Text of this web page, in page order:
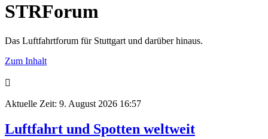
STRForum
Das Luftfahrtforum für Stuttgart und darüber hinaus.
Zum Inhalt
Aktuelle Zeit: 9. August 2026 16:57
Luftfahrt und Spotten weltweit